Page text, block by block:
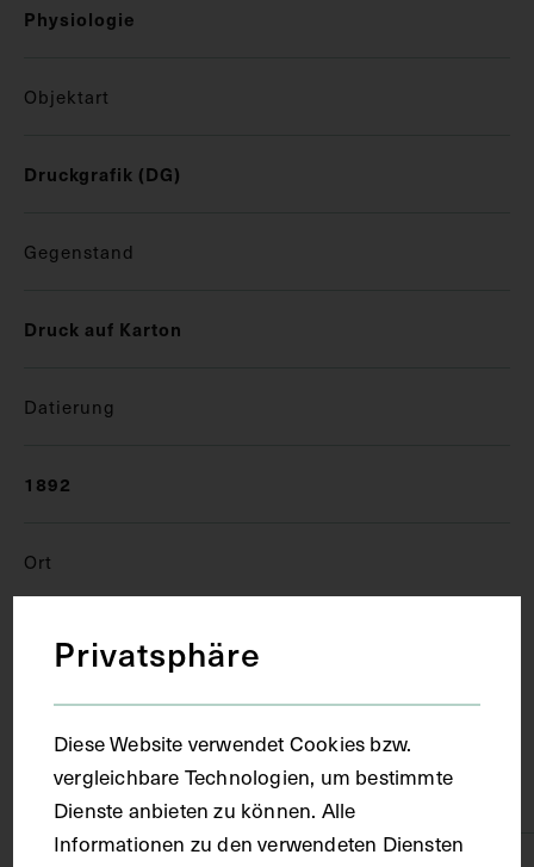
Physiologie
Objektart
Druckgrafik (DG)
Gegenstand
Druck auf Karton
Datierung
1892
Ort
Berlin
Karton
Privatsphäre
Diese Website verwendet Cookies bzw.
vergleichbare Technologien, um bestimmte
Dienste anbieten zu können. Alle
Informationen zu den verwendeten Diensten